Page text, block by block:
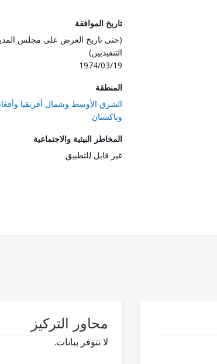
تاريخ الموافقة
(حتى تاريخ العرض على مجلس
التنفيذيين)
1974/03/19
المنطقة
الشرق الأوسط وشمال أفريقيا
وباكستان
المخاطر البيئية والاجتماعية
غير قابل للتطبيق
محاور التركيز
لا تتوفر بيانات.